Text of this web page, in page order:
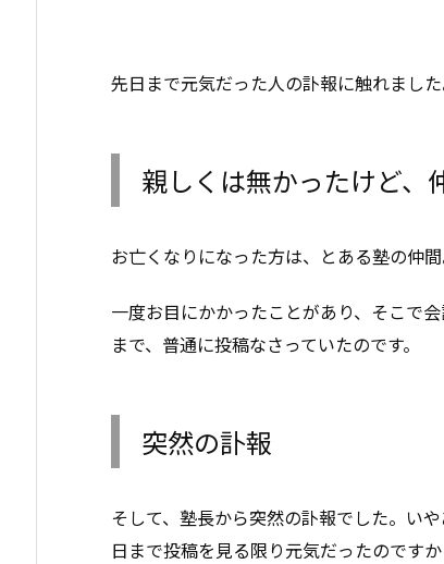
先日まで元気だった人の訃報に触れました
親しくは無かったけど、
お亡くなりになった方は、とある塾の仲
一度お目にかかったことがあり、そこで
まで、普通に投稿なさっていたのです。
突然の訃報
そして、塾長から突然の訃報でした。い
日まで投稿を見る限り元気だったのですか